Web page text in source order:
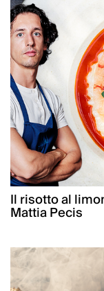
Il risotto al
Mattia Pecis